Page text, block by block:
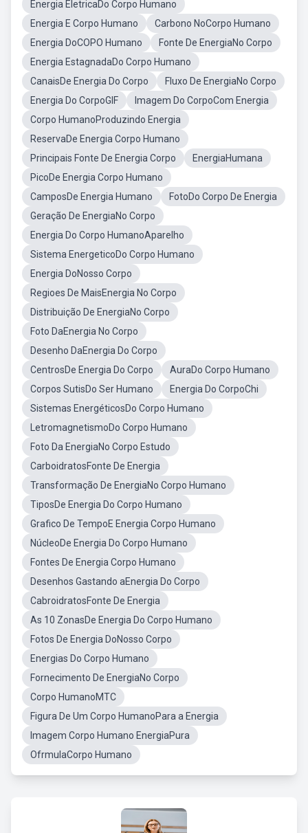
Energia EletricaDo Corpo Humano
Energia E Corpo Humano
Carbono NoCorpo Humano
Energia DoCOPO Humano
Fonte De EnergiaNo Corpo
Energia EstagnadaDo Corpo Humano
CanaisDe Energia Do Corpo
Fluxo De EnergiaNo Corpo
Energia Do CorpoGIF
Imagem Do CorpoCom Energia
Corpo HumanoProduzindo Energia
ReservaDe Energia Corpo Humano
Principais Fonte De Energia Corpo
EnergiaHumana
PicoDe Energia Corpo Humano
CamposDe Energia Humano
FotoDo Corpo De Energia
Geração De EnergiaNo Corpo
Energia Do Corpo HumanoAparelho
Sistema EnergeticoDo Corpo Humano
Energia DoNosso Corpo
Regioes De MaisEnergia No Corpo
Distribuição De EnergiaNo Corpo
Foto DaEnergia No Corpo
Desenho DaEnergia Do Corpo
CentrosDe Energia Do Corpo
AuraDo Corpo Humano
Corpos SutisDo Ser Humano
Energia Do CorpoChi
Sistemas EnergéticosDo Corpo Humano
LetromagnetismoDo Corpo Humano
Foto Da EnergiaNo Corpo Estudo
CarboidratosFonte De Energia
Transformação De EnergiaNo Corpo Humano
TiposDe Energia Do Corpo Humano
Grafico De TempoE Energia Corpo Humano
NúcleoDe Energia Do Corpo Humano
Fontes De Energia Corpo Humano
Desenhos Gastando aEnergia Do Corpo
CabroidratosFonte De Energia
As 10 ZonasDe Energia Do Corpo Humano
Fotos De Energia DoNosso Corpo
Energias Do Corpo Humano
Fornecimento De EnergiaNo Corpo
Corpo HumanoMTC
Figura De Um Corpo HumanoPara a Energia
Imagem Corpo Humano EnergiaPura
OfrmulaCorpo Humano